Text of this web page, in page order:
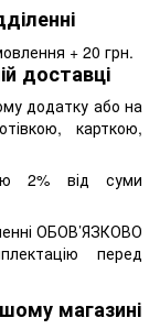
+ 20 грн.
доставці
додатку або на
карткою,
2% від суми
ОБОВ’ЯЗКОВО
перед
магазині